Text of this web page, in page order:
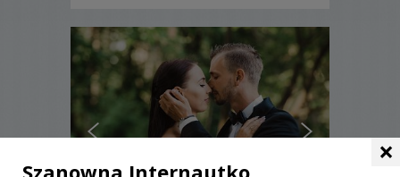
×
Szanowna Internautko,